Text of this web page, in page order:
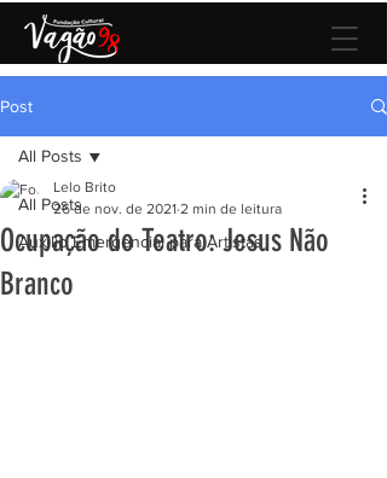
Post
All Posts
Auxilio Emergencial para Artistas
All Posts
Ocupação do Teatro: Jesus Não
Branco
Lelo Brito
26 de nov. de 2021 2 min de leitura